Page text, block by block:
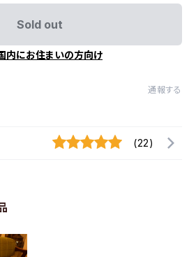
Sold out
内にお住まいの方向け
通報する
(22)